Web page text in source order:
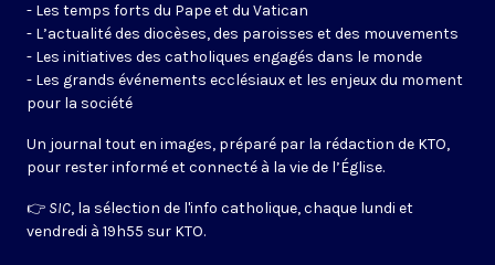
- Les temps forts du Pape et du Vatican
- L’actualité des diocèses, des paroisses et des mouvements
- Les initiatives des catholiques engagés dans le monde
- Les grands événements ecclésiaux et les enjeux du moment
pour la société
Un journal tout en images, préparé par la rédaction de KTO,
pour rester informé et connecté à la vie de l’Église.
👉 SIC, la sélection de l'info catholique, chaque lundi et
vendredi à 19h55 sur KTO.